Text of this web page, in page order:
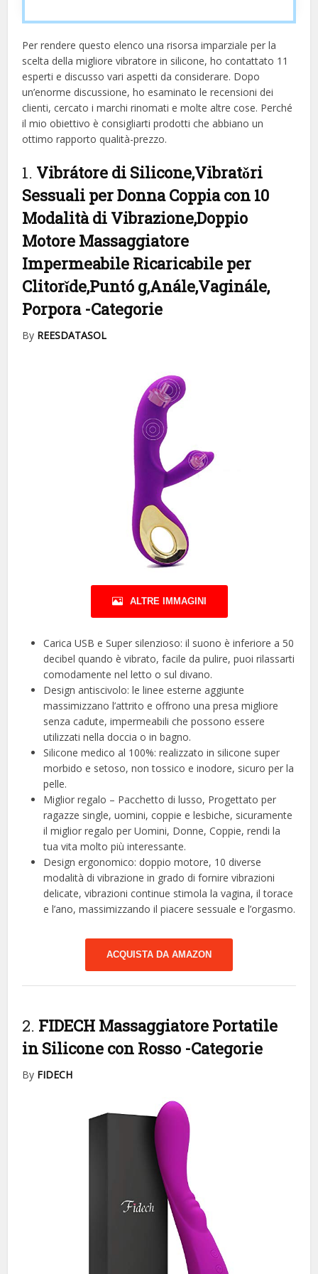
Per rendere questo elenco una risorsa imparziale per la
scelta della migliore vibratore in silicone, ​​ho contattato 11
esperti e discusso vari aspetti da considerare. Dopo
un’enorme discussione, ho esaminato le recensioni dei
clienti, cercato i marchi rinomati e molte altre cose. Perché
il mio obiettivo è consigliarti prodotti che abbiano un
ottimo rapporto qualità-prezzo.
1. Vibrátore di Silicone,Vibratǒri
Sessuali per Donna Coppia con 10
Modalità di Vibrazione,Doppio
Motore Massaggiatore
Impermeabile Ricaricabile per
Clitorǐde,Puntó g,Anále,Vaginále,
Porpora -Categorie
By REESDATASOL
ALTRE IMMAGINI
Carica USB e Super silenzioso: il suono è inferiore a 50
decibel quando è vibrato, facile da pulire, puoi rilassarti
comodamente nel letto o sul divano.
Design antiscivolo: le linee esterne aggiunte
massimizzano l’attrito e offrono una presa migliore
senza cadute, impermeabili che possono essere
utilizzati nella doccia o in bagno.
Silicone medico al 100%: realizzato in silicone super
morbido e setoso, non tossico e inodore, sicuro per la
pelle.
Miglior regalo – Pacchetto di lusso, Progettato per
ragazze single, uomini, coppie e lesbiche, sicuramente
il miglior regalo per Uomini, Donne, Coppie, rendi la
tua vita molto più interessante.
Design ergonomico: doppio motore, 10 diverse
modalità di vibrazione in grado di fornire vibrazioni
delicate, vibrazioni continue stimola la vagina, il torace
e l’ano, massimizzando il piacere sessuale e l’orgasmo.
ACQUISTA DA AMAZON
2. FIDECH Massaggiatore Portatile
in Silicone con Rosso -Categorie
By FIDECH